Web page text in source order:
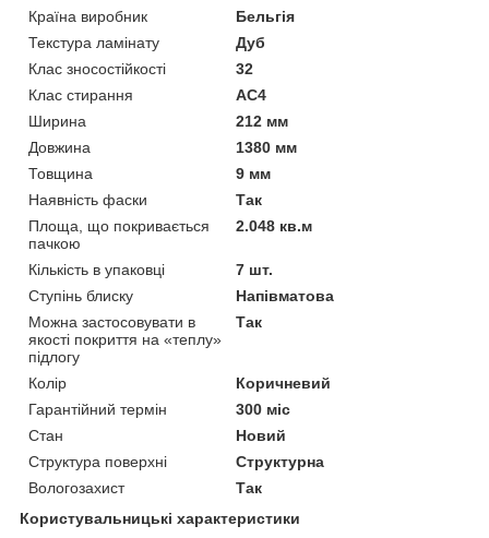
Країна виробник
Бельгія
Текстура ламінату
Дуб
Клас зносостійкості
32
Клас стирання
АС4
Ширина
212 мм
Довжина
1380 мм
Товщина
9 мм
Наявність фаски
Так
Площа, що покривається
пачкою
2.048 кв.м
Кількість в упаковці
7 шт.
Ступінь блиску
Напівматова
Можна застосовувати в
якості покриття на «теплу»
підлогу
Так
Колір
Коричневий
Гарантійний термін
300 міс
Стан
Новий
Структура поверхні
Структурна
Вологозахист
Так
Користувальницькі характеристики